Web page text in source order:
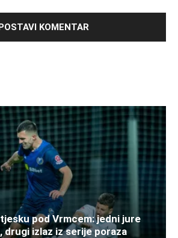
pod Vrmcem: jedni jure
drugi izlaz iz serije poraza